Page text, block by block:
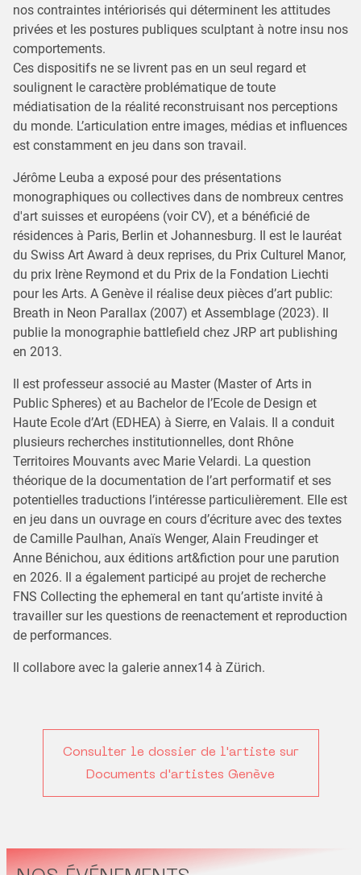
nos contraintes intériorisés qui déterminent les attitudes
privées et les postures publiques sculptant à notre insu nos
comportements.
Ces dispositifs ne se livrent pas en un seul regard et
soulignent le caractère problématique de toute
médiatisation de la réalité reconstruisant nos perceptions
du monde. L’articulation entre images, médias et influences
est constamment en jeu dans son travail.
Jérôme Leuba a exposé pour des présentations
monographiques ou collectives dans de nombreux centres
d'art suisses et européens (voir CV), et a bénéficié de
résidences à Paris, Berlin et Johannesburg. Il est le lauréat
du Swiss Art Award à deux reprises, du Prix Culturel Manor,
du prix Irène Reymond et du Prix de la Fondation Liechti
pour les Arts. A Genève il réalise deux pièces d’art public:
Breath in Neon Parallax (2007) et Assemblage (2023). Il
publie la monographie battlefield chez JRP art publishing
en 2013.
Il est professeur associé au Master (Master of Arts in
Public Spheres) et au Bachelor de l’Ecole de Design et
Haute Ecole d’Art (EDHEA) à Sierre, en Valais. Il a conduit
plusieurs recherches institutionnelles, dont Rhône
Territoires Mouvants avec Marie Velardi. La question
théorique de la documentation de l’art performatif et ses
potentielles traductions l’intéresse particulièrement. Elle est
en jeu dans un ouvrage en cours d’écriture avec des textes
de Camille Paulhan, Anaïs Wenger, Alain Freudinger et
Anne Bénichou, aux éditions art&fiction pour une parution
en 2026. Il a également participé au projet de recherche
FNS Collecting the ephemeral en tant qu’artiste invité à
travailler sur les questions de reenactement et reproduction
de performances.
Il collabore avec la galerie annex14 à Zürich.
Consulter le dossier de l'artiste sur
Documents d'artistes Genève